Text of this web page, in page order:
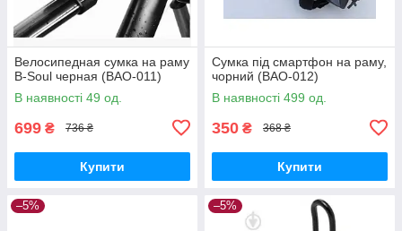
Велосипедная сумка на раму
B-Soul черная (BAO-011)
В наявності 49 од.
699 ₴ 736 ₴
Купити
Сумка під смартфон на раму,
чорний (BAO-012)
В наявності 499 од.
350 ₴ 368 ₴
Купити
–5% –5%